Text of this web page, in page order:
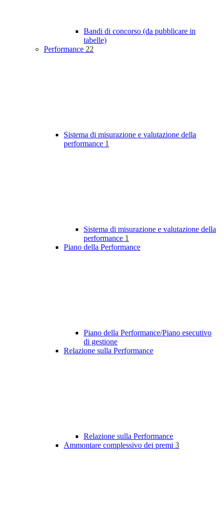
Bandi di concorso (da pubblicare in
tabelle)
Performance 22
Sistema di misurazione e valutazione della
performance 1
Sistema di misurazione e valutazione della
performance 1
Piano della Performance
Piano della Performance/Piano esecutivo
di gestione
Relazione sulla Performance
Relazione sulla Performance
Ammontare complessivo dei premi 3